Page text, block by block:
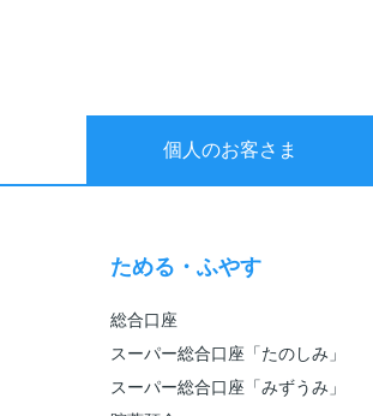
個人のお客さま
ためる・ふやす
総合口座
スーパー総合口座「たのしみ」
スーパー総合口座「みずうみ」